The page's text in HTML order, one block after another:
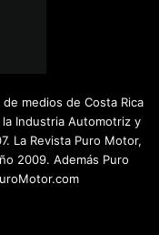
medios de Costa Rica
Industria Automotriz y
La Revista Puro Motor,
2009. Además Puro